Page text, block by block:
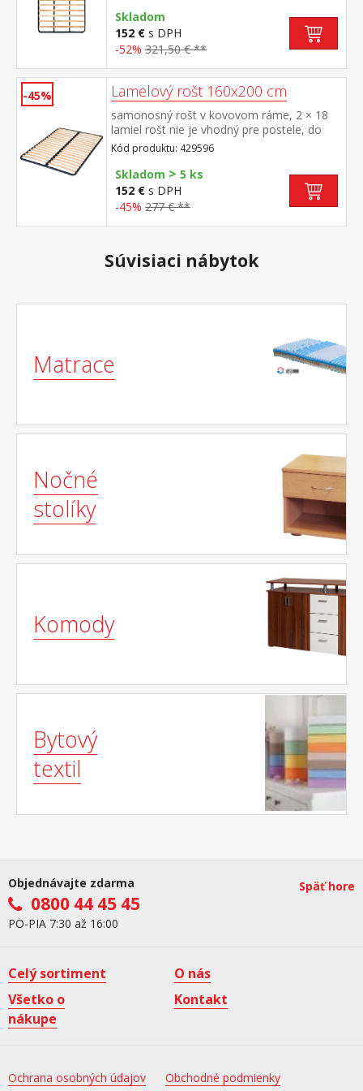
Skladom
152 € s DPH
-52% 321,50 € **
-45% Lamelový rošt 160x200 cm
samonosný rošt v kovovom ráme, 2 × 18
lamiel rošt nie je vhodný pre postele, do
ktorých má byť použitý latkový rošt R2
Kód produktu: 429596
Skladom > 5 ks
152 € s DPH
-45% 277 € **
Súvisiaci nábytok
Matrace
Nočné
stolíky
Komody
Bytový
textil
Objednávajte zdarma
0800 44 45 45
PO-PIA 7:30 až 16:00
Späť hore
Celý sortiment
O nás
Všetko o
nákupe
Kontakt
Ochrana osobných údajov Obchodné podmienky